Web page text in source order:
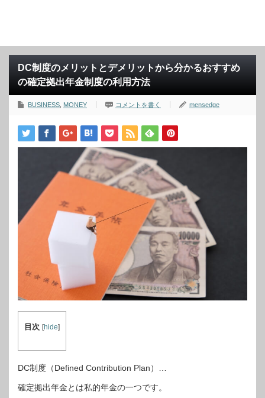
DC制度のメリットとデメリットから分かるおすすめ
の確定拠出年金制度の利用方法
BUSINESS MONEY コメントを書く mensedge
目次 [hide]
DC制度（Defined Contribution Plan）…
確定拠出年金とは私的年金の一つです。